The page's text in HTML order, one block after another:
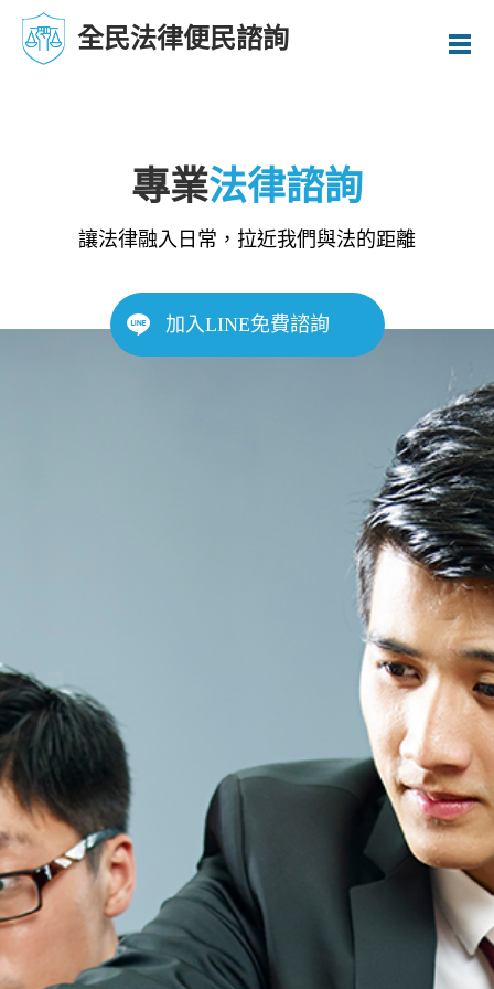
全民法律便民諮詢
專業法律諮詢
讓法律融入日常，拉近我們與法的距離
加入LINE免費諮詢